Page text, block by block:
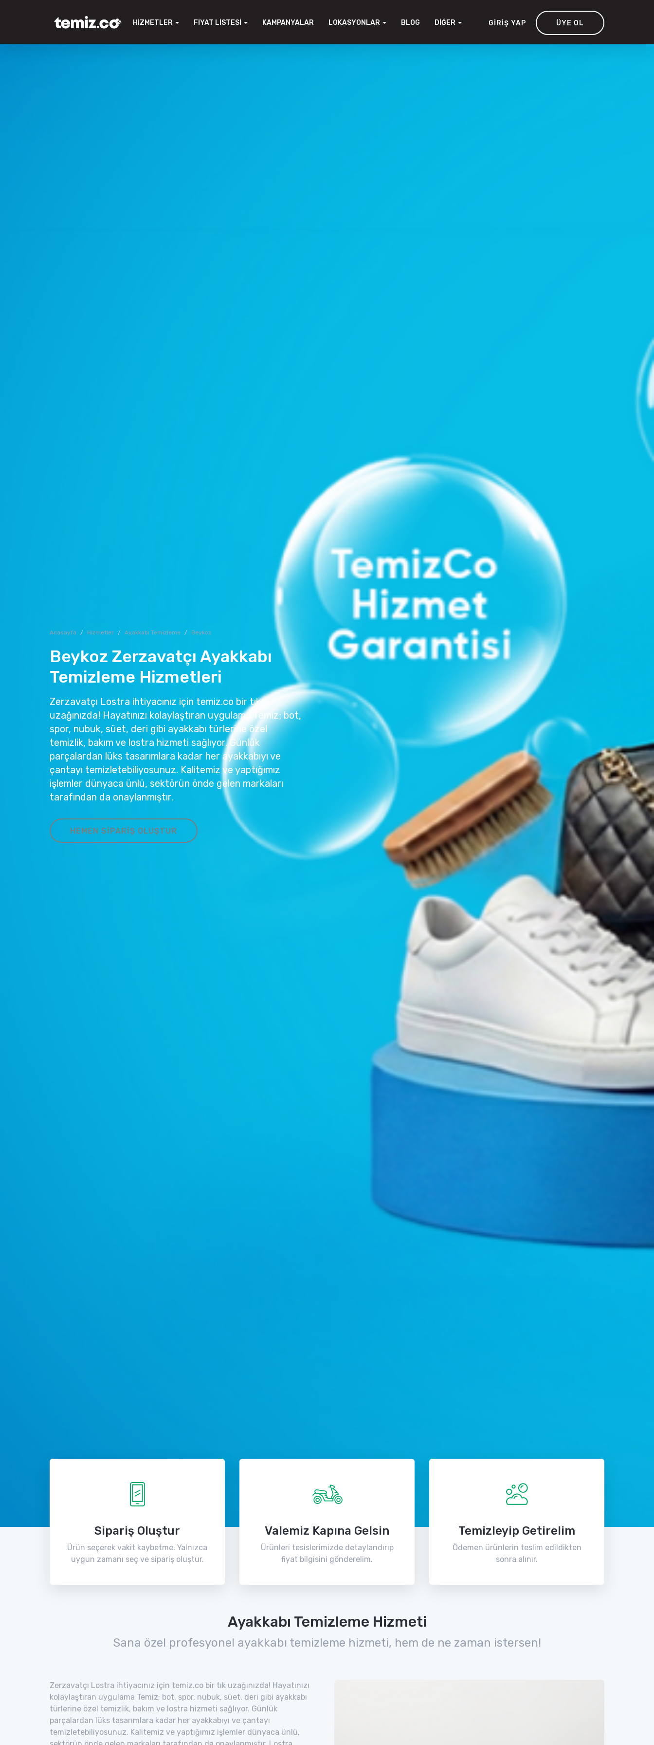
HIZMETLER FIYAT LISTESI KAMPANYALAR LOKASYONLAR BLOG DIĞER GIRIŞ YAP ÜYE OL
Anasayfa Hizmetler Ayakkabı Temizleme Beykoz
Beykoz Zerzavatçı Ayakkabı
Temizleme Hizmetleri
Zerzavatçı Lostra ihtiyacınız için temiz.co bir tık
uzağınızda! Hayatınızı kolaylaştıran uygulama Temiz; bot,
spor, nubuk, süet, deri gibi ayakkabı türlerine özel
temizlik, bakım ve lostra hizmeti sağlıyor. Günlük
parçalardan lüks tasarımlara kadar her ayakkabıyı ve
çantayı temizletebiliyosunuz. Kalitemiz ve yaptığımız
işlemler dünyaca ünlü, sektörün önde gelen markaları
tarafından da onaylanmıştır.
HEMEN SIPARIŞ OLUŞTUR
Sipariş Oluştur
Ürün seçerek vakit kaybetme. Yalnızca
uygun zamanı seç ve sipariş oluştur.
Valemiz Kapına Gelsin
Ürünleri tesislerimizde detaylandırıp
fiyat bilgisini gönderelim.
Temizleyip Getirelim
Ödemen ürünlerin teslim edildikten
sonra alınır.
Ayakkabı Temizleme Hizmeti
Sana özel profesyonel ayakkabı temizleme hizmeti, hem de ne zaman istersen!
Zerzavatçı Lostra ihtiyacınız için temiz.co bir tık uzağınızda! Hayatınızı
kolaylaştıran uygulama Temiz; bot, spor, nubuk, süet, deri gibi ayakkabı
türlerine özel temizlik, bakım ve lostra hizmeti sağlıyor. Günlük
parçalardan lüks tasarımlara kadar her ayakkabıyı ve çantayı
temizletebiliyosunuz. Kalitemiz ve yaptığımız işlemler dünyaca ünlü,